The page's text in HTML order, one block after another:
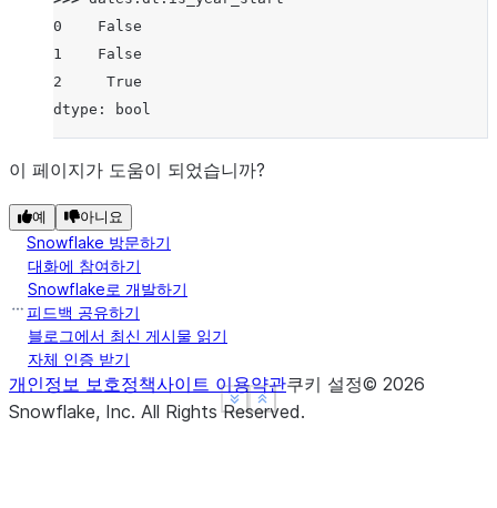
Show less
See more
0    False
1    False
2     True
dtype: bool
Show less
See more
이 페이지가 도움이 되었습니까?
예 아니요
Snowflake 방문하기
대화에 참여하기
Snowflake로 개발하기
피드백 공유하기
블로그에서 최신 게시물 읽기
자체 인증 받기
개인정보 보호정책사이트 이용약관쿠키 설정© 2026
Snowflake, Inc. All Rights Reserved.